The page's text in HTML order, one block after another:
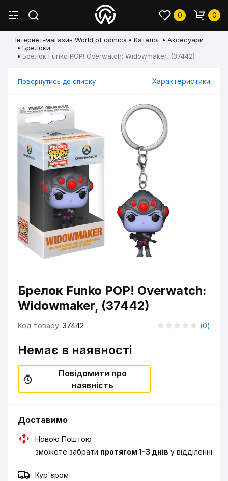
0 0
Інтернет-магазин World of comics Каталог
Аксесуари
Брелоки
Брелок Funko POP! Overwatch: Widowmaker, (37442)
Повернутись до списку Характеристики
Брелок Funko POP! Overwatch:
Widowmaker, (37442)
Код товару: 37442 (0)
Немає в наявності
Повідомити про
наявність
Доставимо
Новою Поштою
зможете забрати протягом 1-3 днів у відділенні
Кур'єром